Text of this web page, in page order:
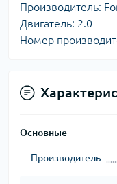
Производитель:
Двигатель: 2.0
Номер
Основные
Производитель